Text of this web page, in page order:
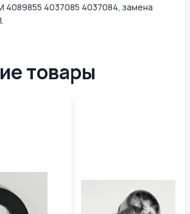
4089855 4037085 4037084, замена
товары